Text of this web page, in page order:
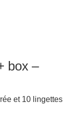
box –
et 10 lingettes